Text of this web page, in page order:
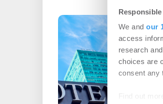
We and our
access
research
choices are
consent any